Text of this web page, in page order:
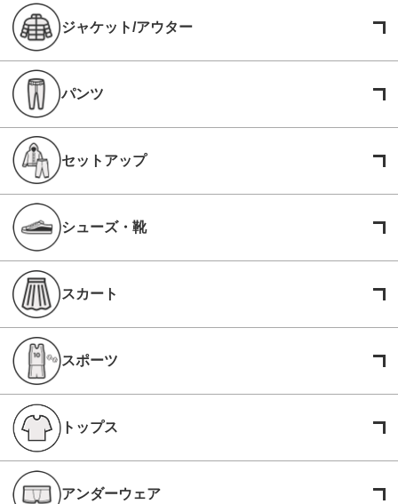
ジャケット/アウター
パンツ
セットアップ
シューズ・靴
スカート
スポーツ
トップス
アンダーウェア